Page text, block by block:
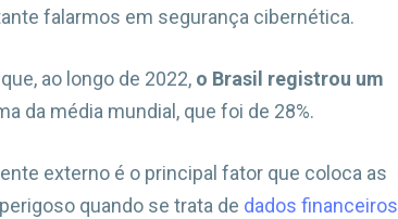
falarmos em segurança cibernética.
ao longo de 2022, o Brasil registrou um
da média mundial, que foi de 28%.
externo é o principal fator que coloca as
quando se trata de dados financeiros